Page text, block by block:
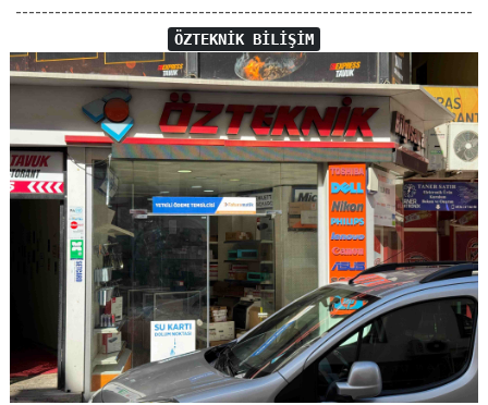
----------------------------------------------------------------------
ÖZTEKNİK BİLİŞİM